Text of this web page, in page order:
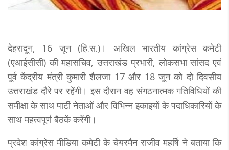
देहरादून, 16 जून (हि.स.)। अखिल भारतीय कांग्रेस कमेटी
(एआईसीसी) की महासचिव, उत्तराखंड प्रभारी, लोकसभा सांसद एवं
पूर्व केंद्रीय मंत्री कुमारी शैलजा 17 और 18 जून को दो दिवसीय
उत्तराखंड दौरे पर रहेंगी। इस दौरान वह संगठनात्मक गतिविधियों की
समीक्षा के साथ पार्टी नेताओं और विभिन्न इकाइयों के पदाधिकारियों के
साथ महत्वपूर्ण बैठकें करेंगी।
प्रदेश कांग्रेस मीडिया कमेटी के चेयरमैन राजीव महर्षि ने बताया कि